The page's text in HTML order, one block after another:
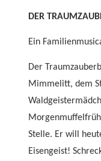
DER
Ein
Der
Mimmelitt, dem
Stelle. Er will
Eisengeist!